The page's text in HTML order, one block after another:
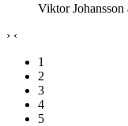
Viktor
› ‹
1
2
3
4
5